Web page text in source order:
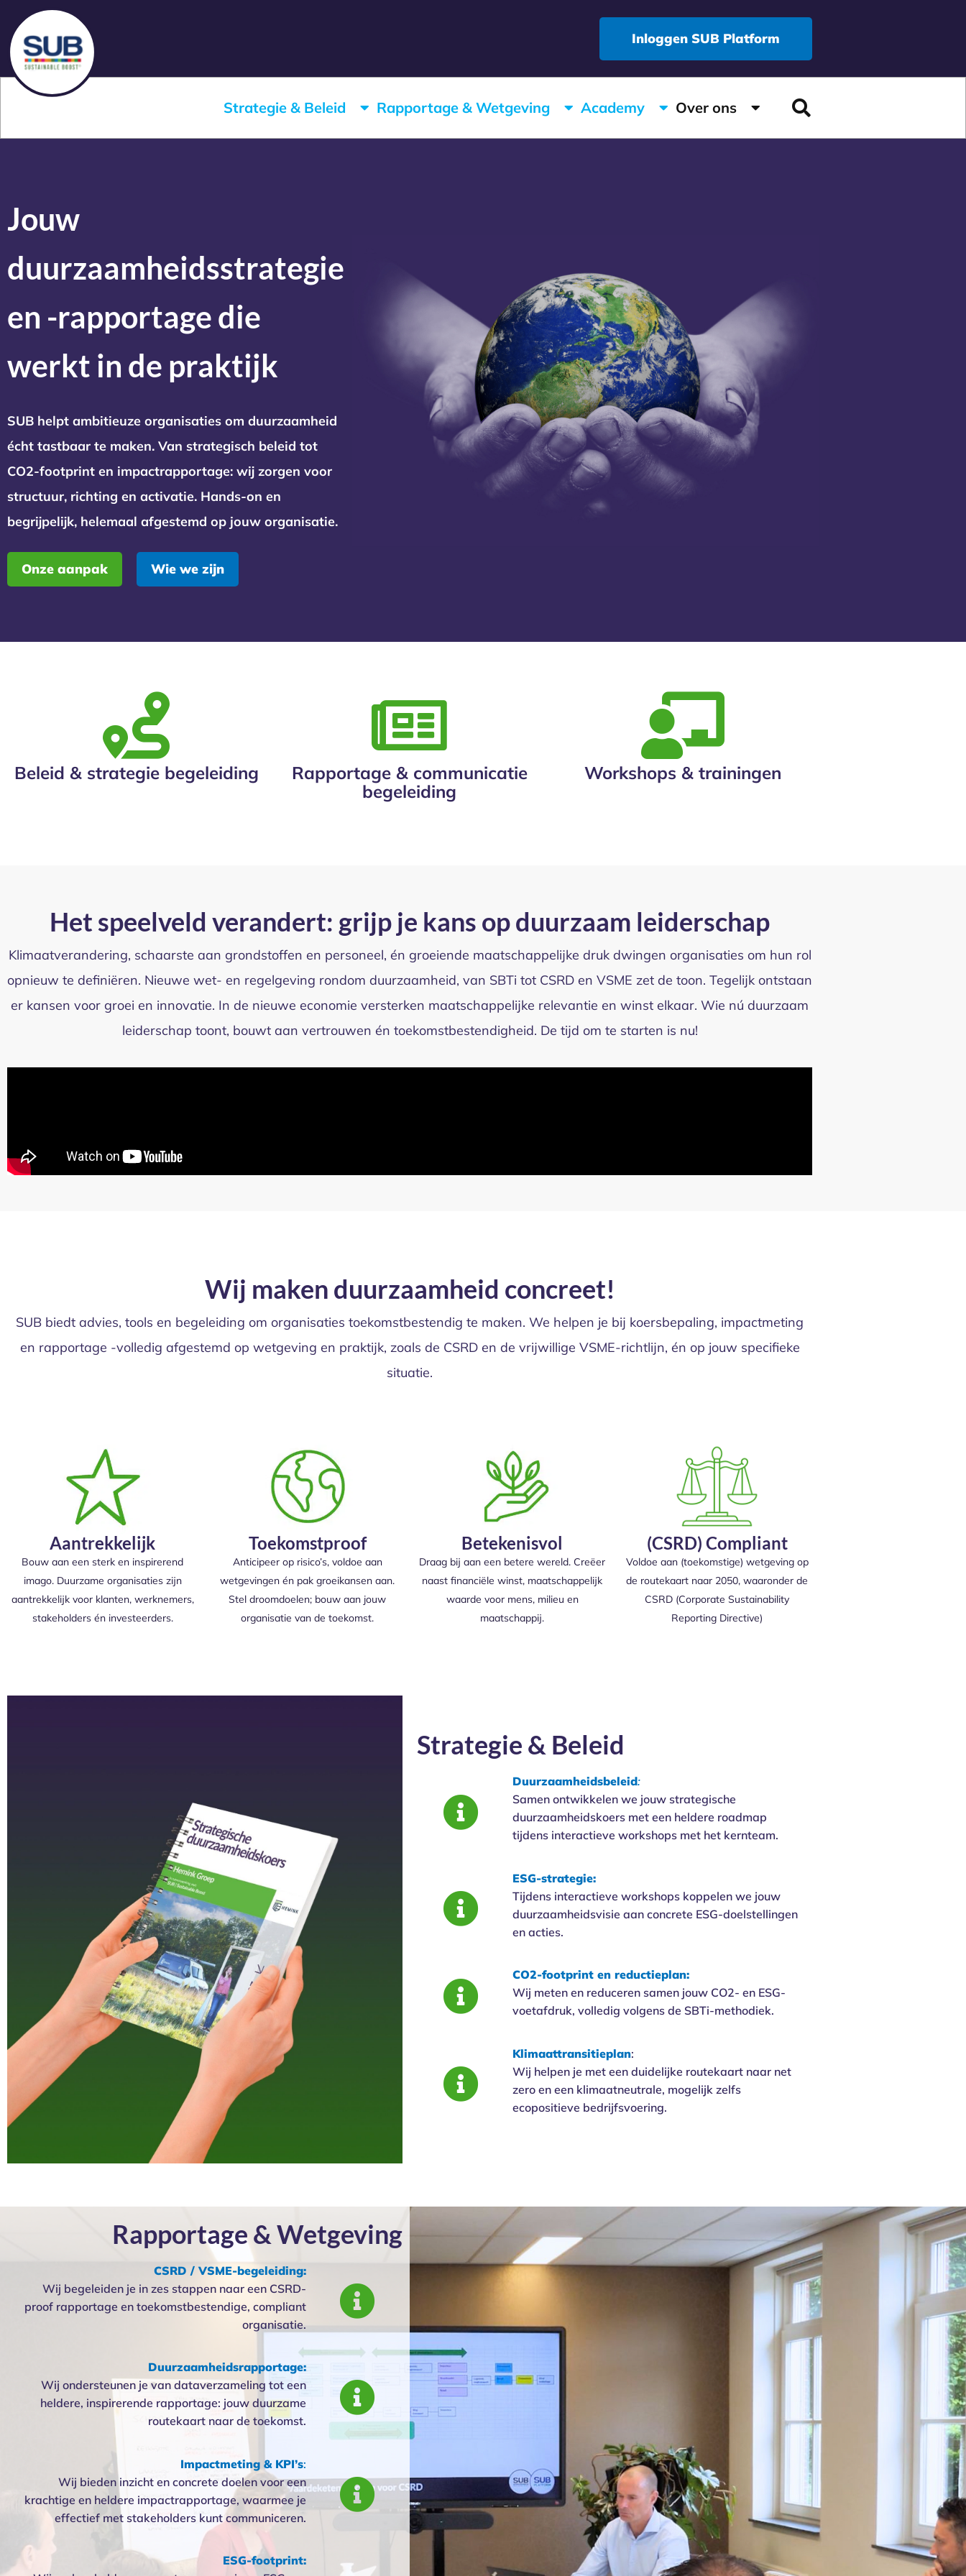
Inloggen SUB Platform
Strategie & Beleid Rapportage & Wetgeving Academy Over ons
Jouw
duurzaamheidsstrategie
en -rapportage die
werkt in de praktijk
SUB helpt ambitieuze organisaties om duurzaamheid
écht tastbaar te maken. Van strategisch beleid tot
CO2-footprint en impactrapportage: wij zorgen voor
structuur, richting en activatie. Hands-on en
begrijpelijk, helemaal afgestemd op jouw organisatie.
Onze aanpak Wie we zijn
Beleid & strategie begeleiding
Rapportage & communicatie
begeleiding
Workshops & trainingen
Het speelveld verandert: grijp je kans op duurzaam leiderschap
Klimaatverandering, schaarste aan grondstoffen en personeel, én groeiende maatschappelijke druk dwingen organisaties om hun rol
opnieuw te definiëren. Nieuwe wet- en regelgeving rondom duurzaamheid, van SBTi tot CSRD en VSME zet de toon. Tegelijk ontstaan
er kansen voor groei en innovatie. In de nieuwe economie versterken maatschappelijke relevantie en winst elkaar. Wie nú duurzaam
leiderschap toont, bouwt aan vertrouwen én toekomstbestendigheid. De tijd om te starten is nu!
Wij maken duurzaamheid concreet!
SUB biedt advies, tools en begeleiding om organisaties toekomstbestendig te maken. We helpen je bij koersbepaling, impactmeting
en rapportage -volledig afgestemd op wetgeving en praktijk, zoals de CSRD en de vrijwillige VSME-richtlijn, én op jouw specifieke
situatie.
Aantrekkelijk
Bouw aan een sterk en inspirerend
imago. Duurzame organisaties zijn
aantrekkelijk voor klanten, werknemers,
stakeholders én investeerders.
Toekomstproof
Anticipeer op risico’s, voldoe aan
wetgevingen én pak groeikansen aan.
Stel droomdoelen; bouw aan jouw
organisatie van de toekomst.
Betekenisvol
Draag bij aan een betere wereld. Creëer
naast financiële winst, maatschappelijk
waarde voor mens, milieu en
maatschappij.
(CSRD) Compliant
Voldoe aan (toekomstige) wetgeving op
de routekaart naar 2050, waaronder de
CSRD (Corporate Sustainability
Reporting Directive)
Strategie & Beleid
Duurzaamheidsbeleid:
Samen ontwikkelen we jouw strategische
duurzaamheidskoers met een heldere roadmap
tijdens interactieve workshops met het kernteam.
ESG-strategie:
Tijdens interactieve workshops koppelen we jouw
duurzaamheidsvisie aan concrete ESG-doelstellingen
en acties.
CO2-footprint en reductieplan:
Wij meten en reduceren samen jouw CO2- en ESG-
voetafdruk, volledig volgens de SBTi-methodiek.
Klimaattransitieplan:
Wij helpen je met een duidelijke routekaart naar net
zero en een klimaatneutrale, mogelijk zelfs
ecopositieve bedrijfsvoering.
Rapportage & Wetgeving
CSRD / VSME-begeleiding:
Wij begeleiden je in zes stappen naar een CSRD-
proof rapportage en toekomstbestendige, compliant
organisatie.
Duurzaamheidsrapportage:
Wij ondersteunen je van dataverzameling tot een
heldere, inspirerende rapportage: jouw duurzame
routekaart naar de toekomst.
Impactmeting & KPI’s:
Wij bieden inzicht en concrete doelen voor een
krachtige en heldere impactrapportage, waarmee je
effectief met stakeholders kunt communiceren.
ESG-footprint: